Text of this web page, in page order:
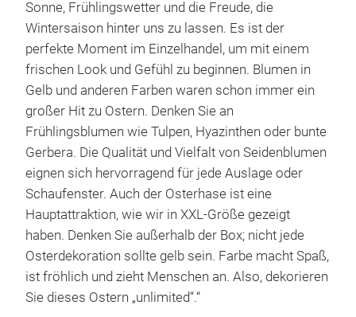
Sonne, Frühlingswetter und die Freude, die
Wintersaison hinter uns zu lassen. Es ist der
perfekte Moment im Einzelhandel, um mit einem
frischen Look und Gefühl zu beginnen. Blumen in
Gelb und anderen Farben waren schon immer ein
großer Hit zu Ostern. Denken Sie an
Frühlingsblumen wie Tulpen, Hyazinthen oder bunte
Gerbera. Die Qualität und Vielfalt von Seidenblumen
eignen sich hervorragend für jede Auslage oder
Schaufenster. Auch der Osterhase ist eine
Hauptattraktion, wie wir in XXL-Größe gezeigt
haben. Denken Sie außerhalb der Box; nicht jede
Osterdekoration sollte gelb sein. Farbe macht Spaß,
ist fröhlich und zieht Menschen an. Also, dekorieren
Sie dieses Ostern „unlimited“.“